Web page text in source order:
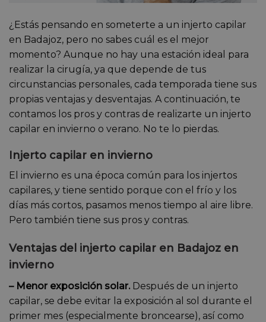
¿Estás pensando en someterte a un injerto capilar
en Badajoz, pero no sabes cuál es el mejor
momento? Aunque no hay una estación ideal para
realizar la cirugía, ya que depende de tus
circunstancias personales, cada temporada tiene sus
propias ventajas y desventajas. A continuación, te
contamos los pros y contras de realizarte un injerto
capilar en invierno o verano. No te lo pierdas.
Injerto capilar en invierno
El invierno es una época común para los injertos
capilares, y tiene sentido porque con el frío y los
días más cortos, pasamos menos tiempo al aire libre.
Pero también tiene sus pros y contras.
Ventajas del injerto capilar en Badajoz en
invierno
– Menor exposición solar. Después de un injerto
capilar, se debe evitar la exposición al sol durante el
primer mes (especialmente broncearse), así como